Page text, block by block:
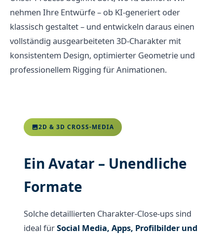
nehmen Ihre Entwürfe – ob KI-generiert oder
klassisch gestaltet – und entwickeln daraus einen
vollständig ausgearbeiteten 3D-Charakter mit
konsistentem Design, optimierter Geometrie und
professionellem Rigging für Animationen.
2D & 3D CROSS-MEDIA
Ein Avatar – Unendliche
Formate
Solche detaillierten Charakter-Close-ups sind
ideal fürSocial Media, Apps, Profilbilder und